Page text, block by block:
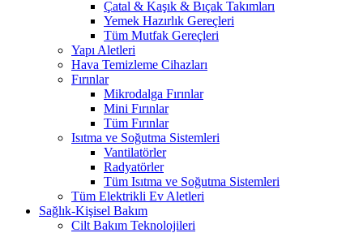
Çatal & Kaşık & Bıçak Takımları
Yemek Hazırlık Gereçleri
Tüm Mutfak Gereçleri
Yapı Aletleri
Hava Temizleme Cihazları
Fırınlar
Mikrodalga Fırınlar
Mini Fırınlar
Tüm Fırınlar
Isıtma ve Soğutma Sistemleri
Vantilatörler
Radyatörler
Tüm Isıtma ve Soğutma Sistemleri
Tüm Elektrikli Ev Aletleri
Sağlık-Kişisel Bakım
Cilt Bakım Teknolojileri